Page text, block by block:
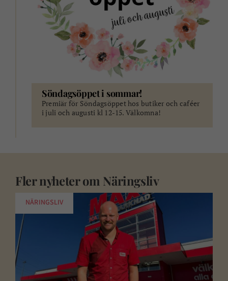
Söndagsöppet i sommar!
Premiär för Söndagsöppet hos butiker och caféer
i juli och augusti kl 12-15. Välkomna!
Fler nyheter om Näringsliv
NÄRINGSLIV